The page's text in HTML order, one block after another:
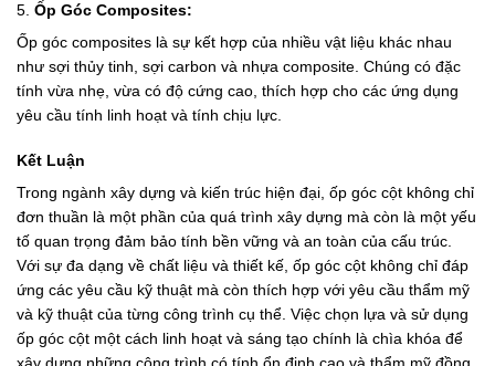
5. Ốp Góc Composites:
Ốp góc composites là sự kết hợp của nhiều vật liệu khác nhau
như sợi thủy tinh, sợi carbon và nhựa composite. Chúng có đặc
tính vừa nhẹ, vừa có độ cứng cao, thích hợp cho các ứng dụng
yêu cầu tính linh hoạt và tính chịu lực.
Kết Luận
Trong ngành xây dựng và kiến trúc hiện đại, ốp góc cột không chỉ
đơn thuần là một phần của quá trình xây dựng mà còn là một yếu
tố quan trọng đảm bảo tính bền vững và an toàn của cấu trúc.
Với sự đa dạng về chất liệu và thiết kế, ốp góc cột không chỉ đáp
ứng các yêu cầu kỹ thuật mà còn thích hợp với yêu cầu thẩm mỹ
và kỹ thuật của từng công trình cụ thể. Việc chọn lựa và sử dụng
ốp góc cột một cách linh hoạt và sáng tạo chính là chìa khóa để
xây dựng những công trình có tính ổn định cao và thẩm mỹ đồng